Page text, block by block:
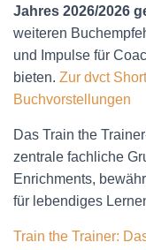
Jahres 2026/2026
weiteren
und Impulse für
bieten. Zur dvct
Buchvorstellungen
Das Train the
zentrale fachliche
Enrichments,
für lebendiges
Train the Trainer: